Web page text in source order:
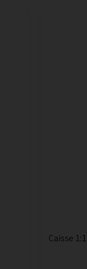
Caisse 1:1